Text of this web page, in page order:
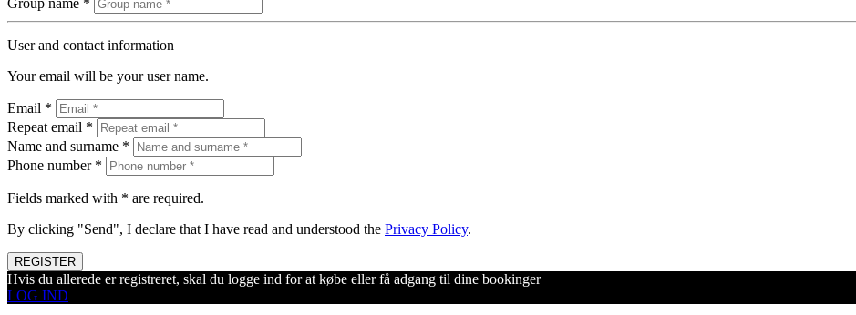
User and contact information
Your email will be your user name.
Email *
Repeat email *
Name and surname *
Phone number *
Fields marked with * are required.
By clicking "Send", I declare that I have read and understood the Privacy Policy.
REGISTER
Hvis du allerede er registreret, skal du logge ind for at købe eller få adgang til dine bookinger
LOG IND